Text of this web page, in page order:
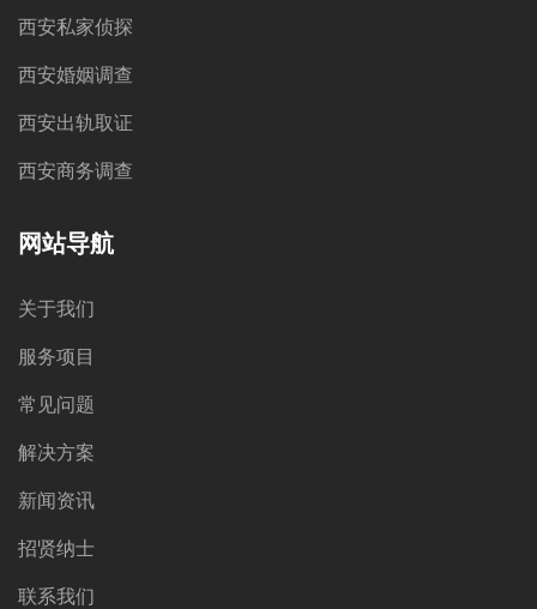
西安私家侦探
西安婚姻调查
西安出轨取证
西安商务调查
网站导航
关于我们
服务项目
常见问题
解决方案
新闻资讯
招贤纳士
联系我们